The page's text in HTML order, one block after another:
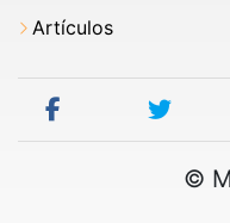
Artículos
facebook
©